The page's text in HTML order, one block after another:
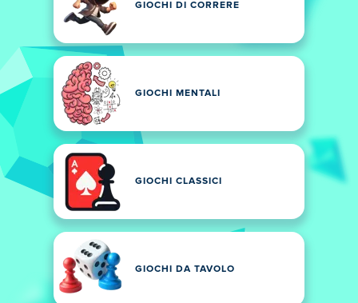
GIOCHI DI CORRERE
GIOCHI MENTALI
GIOCHI CLASSICI
GIOCHI DA TAVOLO